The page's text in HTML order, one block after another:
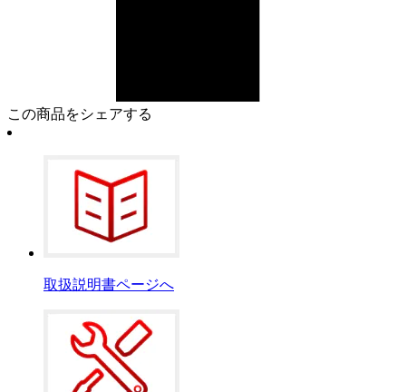
この商品をシェアする
取扱説明書ページへ